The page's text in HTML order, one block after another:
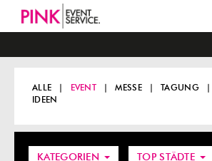
ALLE EVENT MESSE TAGUNG
IDEEN
KATEGORIEN TOP STÄDTE